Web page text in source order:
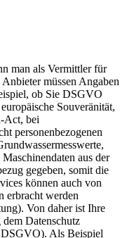
man als Vermittler für
müssen Angaben
ob Sie DSGVO
Souveränität,
Act, bei
personenbezogenen
aus der
gegeben, somit die
können auch von
erbracht werden
Von daher ist Ihre
dem Datenschutz
Als Beispiel